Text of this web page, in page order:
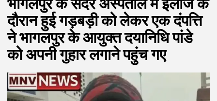
भागलपुर के सदर अस्पताल में इलाज के
दौरान हुई गड़बड़ी को लेकर एक दंपत्ति
ने भागलपुर के आयुक्त दयानिधि पांडे
को अपनी गुहार लगाने पहुंच गए